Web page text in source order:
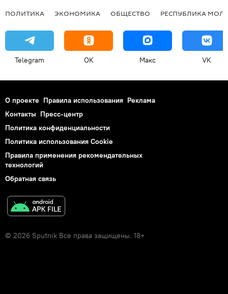
ПОЛИТИКА ЭКОНОМИКА ОБЩЕСТВО РЕСПУБЛИКА
Telegram OK Макс VK
О проекте Правила использования Реклама
Контакты Пресс-центр
Политика конфиденциальности
Политика использования Cookie
Правила применения рекомендательных
технологий
Обратная связь
© 2026 Sputnik Все права защищены. 18+